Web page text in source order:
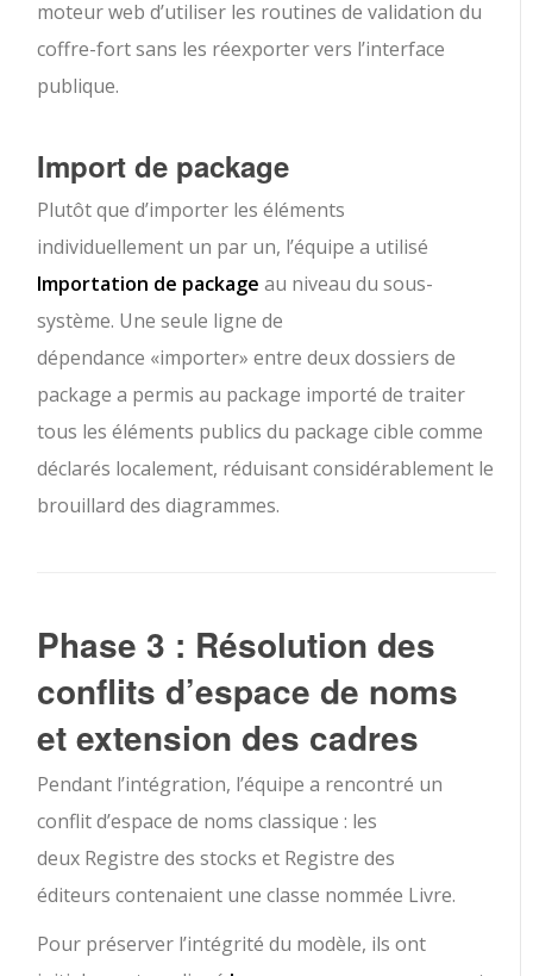
moteur web d’utiliser les routines de validation du
coffre-fort sans les réexporter vers l’interface
publique.
Import de package
Plutôt que d’importer les éléments
individuellement un par un, l’équipe a utilisé
Importation de package au niveau du sous-
système. Une seule ligne de
dépendance «importer» entre deux dossiers de
package a permis au package importé de traiter
tous les éléments publics du package cible comme
déclarés localement, réduisant considérablement le
brouillard des diagrammes.
Phase 3 : Résolution des
conflits d’espace de noms
et extension des cadres
Pendant l’intégration, l’équipe a rencontré un
conflit d’espace de noms classique : les
deux Registre des stocks et Registre des
éditeurs contenaient une classe nommée Livre.
Pour préserver l’intégrité du modèle, ils ont